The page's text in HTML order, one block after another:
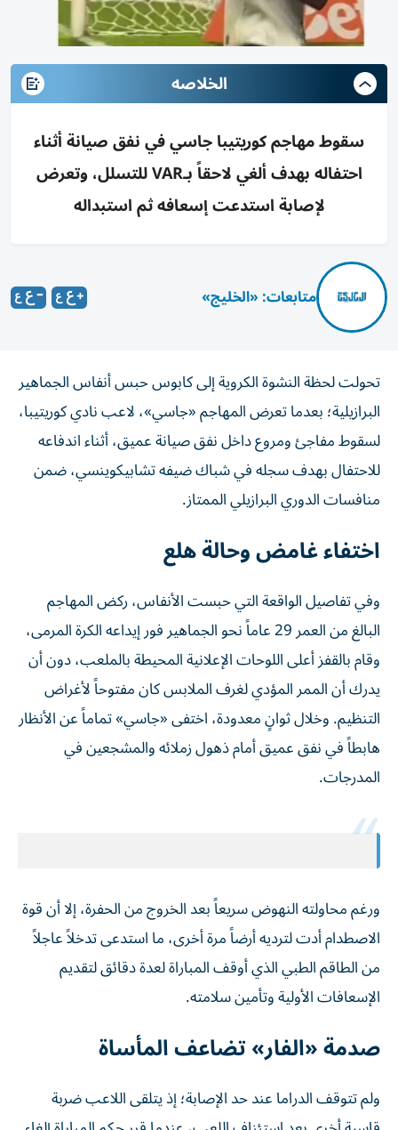
الخلاصه
سقوط مهاجم كوريتيبا جاسي في نفق صيانة أثناء
احتفاله بهدف ألغي لاحقاً بـVAR للتسلل، وتعرض
لإصابة استدعت إسعافه ثم استبداله
متابعات: «الخليج»
تحولت لحظة النشوة الكروية إلى كابوس حبس أنفاس الجماهير
البرازيلية؛ بعدما تعرض المهاجم «جاسي»، لاعب نادي كوريتيبا،
لسقوط مفاجئ ومروع داخل نفق صيانة عميق، أثناء اندفاعه
للاحتفال بهدف سجله في شباك ضيفه تشابيكوينسي، ضمن
منافسات الدوري البرازيلي الممتاز.
اختفاء غامض وحالة هلع
وفي تفاصيل الواقعة التي حبست الأنفاس، ركض المهاجم
البالغ من العمر 29 عاماً نحو الجماهير فور إيداعه الكرة المرمى،
وقام بالقفز أعلى اللوحات الإعلانية المحيطة بالملعب، دون أن
يدرك أن الممر المؤدي لغرف الملابس كان مفتوحاً لأغراض
التنظيم. وخلال ثوانٍ معدودة، اختفى «جاسي» تماماً عن الأنظار
هابطاً في نفق عميق أمام ذهول زملائه والمشجعين في
المدرجات.
ورغم محاولته النهوض سريعاً بعد الخروج من الحفرة، إلا أن قوة
الاصطدام أدت لترديه أرضاً مرة أخرى، ما استدعى تدخلاً عاجلاً
من الطاقم الطبي الذي أوقف المباراة لعدة دقائق لتقديم
الإسعافات الأولية وتأمين سلامته.
صدمة «الفار» تضاعف المأساة
ولم تتوقف الدراما عند حد الإصابة؛ إذ يتلقى اللاعب ضربة